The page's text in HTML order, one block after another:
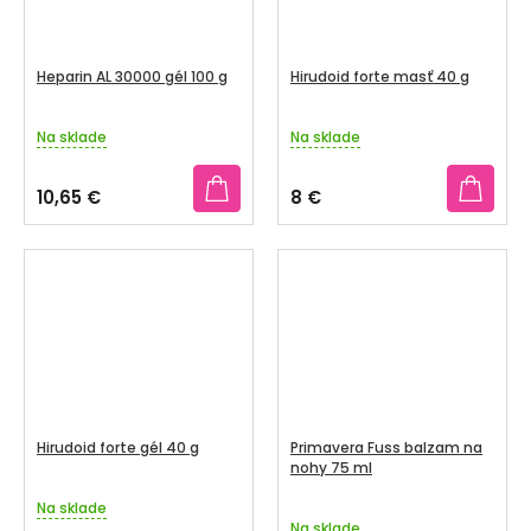
Heparin AL 30000 gél 100 g
Priemerné
produktu
je
3,2
z
Na sklade
10,65 €
Hirudoid forte masť 40 g
Priemerné
produktu
je
5,0
z
Na sklade
8 €
Hirudoid forte gél 40 g
Priemerné
Na sklade
Primavera Fuss balzam na
nohy 75 ml